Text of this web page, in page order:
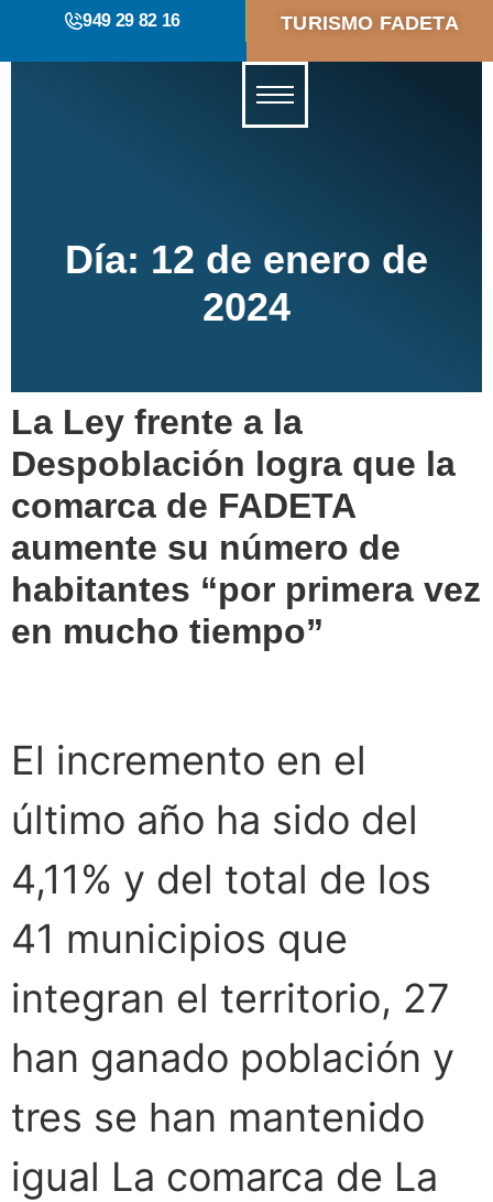
949 29 82 16 TURISMO FADETA
Día: 12 de enero de
2024
La Ley frente a la
Despoblación logra que la
comarca de FADETA
aumente su número de
habitantes “por primera vez
en mucho tiempo”
El incremento en el
último año ha sido del
4,11% y del total de los
41 municipios que
integran el territorio, 27
han ganado población y
tres se han mantenido
igual La comarca de La